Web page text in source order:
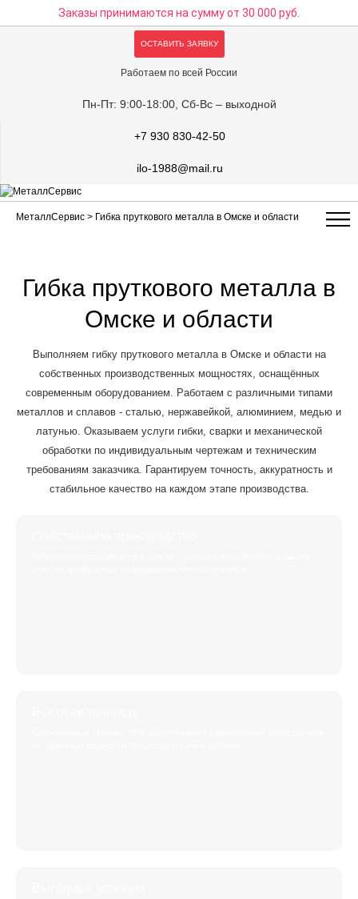
Заказы принимаются на суммуот 30 000 руб.
ОСТАВИТЬ ЗАЯВКУ
Работаем по всей России
Пн-Пт: 9:00-18:00, Сб-Вс – выходной
+7 930 830-42-50
ilo-1988@mail.ru
МеталлСервис > Гибка пруткового металла в Омске и области
Гибка пруткового металла в
Омске и области
Выполняем гибку пруткового металла в Омске и области на
собственных производственных мощностях, оснащённых
современным оборудованием. Работаем с различными типами
металлов и сплавов - сталью, нержавейкой, алюминием, медью и
латунью. Оказываем услуги гибки, сварки и механической
обработки по индивидуальным чертежам и техническим
требованиям заказчика. Гарантируем точность, аккуратность и
стабильное качество на каждом этапе производства.